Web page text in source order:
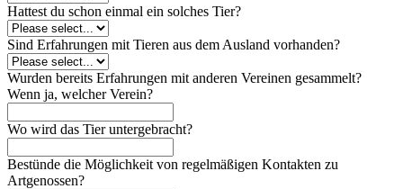
Hattest du schon einmal ein solches Tier?
Sind Erfahrungen mit Tieren aus dem Ausland vorhanden?
Wurden bereits Erfahrungen mit anderen Vereinen gesammelt?
Wenn ja, welcher Verein?
Wo wird das Tier untergebracht?
Bestünde die Möglichkeit von regelmäßigen Kontakten zu
Artgenossen?